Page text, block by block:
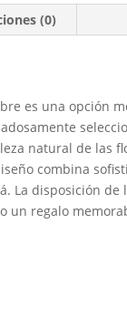
(0)
es una opción
natural de las
combina
La disposición
un regalo